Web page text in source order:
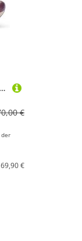
TRUE MOTION Damen Laufschuhe U-TECH Nevos Elements 3
€
€